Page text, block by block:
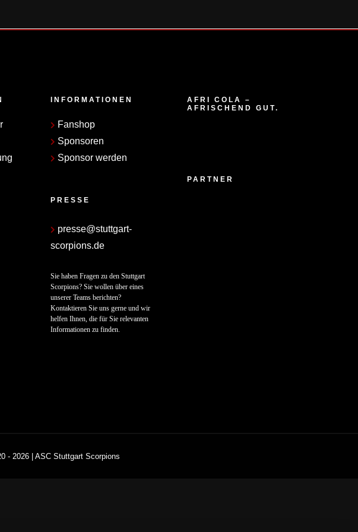
INFORMATIONEN
Fanshop
Sponsoren
Sponsor werden
PRESSE
presse@stuttgart-
scorpions.de
Sie haben Fragen zu den Stuttgart
Scorpions? Sie wollen über eines
unserer Teams berichten?
Kontaktieren Sie uns gerne und wir
helfen Ihnen, die für Sie relevanten
Informationen zu finden.
AFRI COLA –
AFRISCHEND GUT.
PARTNER
- 2026 | ASC Stuttgart Scorpions